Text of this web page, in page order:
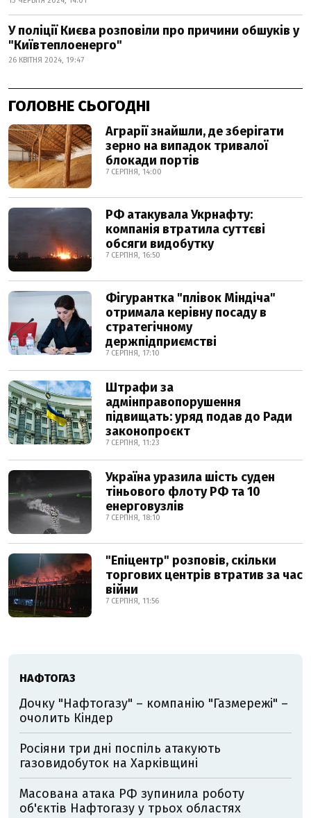
У поліції Києва розповіли про причини обшуків у
"Київтеплоенерго"
26 КВІТНЯ 2024, 19:47
ГОЛОВНЕ СЬОГОДНІ
Аграрії знайшли, де зберігати
зерно на випадок тривалої
блокади портів
7 СЕРПНЯ, 14:00
РФ атакувала Укрнафту:
компанія втратила суттєві
обсяги видобутку
7 СЕРПНЯ, 16:50
Фігурантка "плівок Міндіча"
отримала керівну посаду в
стратегічному
держпідприємстві
7 СЕРПНЯ, 17:10
Штрафи за
адмінправопорушення
підвищать: уряд подав до Ради
законопроєкт
7 СЕРПНЯ, 11:23
Україна уразила шість суден
тіньового флоту РФ та 10
енерговузлів
7 СЕРПНЯ, 18:10
"Епіцентр" розповів, скільки
торгових центрів втратив за час
війни
7 СЕРПНЯ, 11:56
НАФТОГАЗ
Дочку "Нафтогазу" – компанію "Газмережі" –
очолить Кіндер
Росіяни три дні поспіль атакують
газовидобуток на Харківщині
Масована атака РФ зупинила роботу
об'єктів Нафтогазу у трьох областях